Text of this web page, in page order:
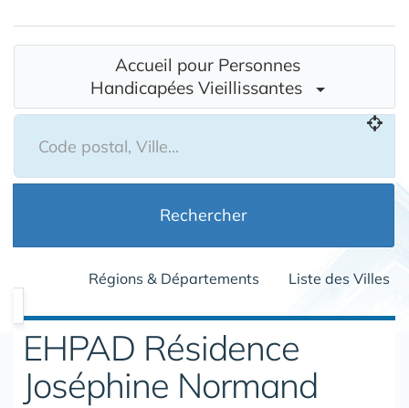
Accueil pour Personnes
Handicapées Vieillissantes
Rechercher
Régions & Départements Liste des Villes
EHPAD Résidence
Joséphine Normand